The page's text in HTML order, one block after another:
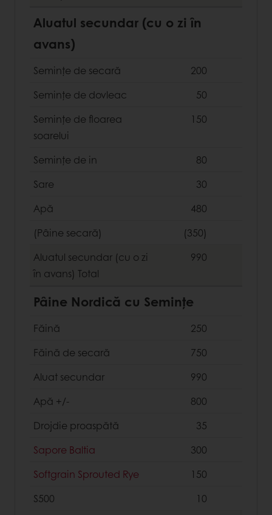
Aluatul secundar (cu o zi în
avans)
Semințe de secară
200
Semințe de dovleac
50
Semințe de floarea
soarelui
150
Semințe de in
80
Sare
30
Apă
480
(Pâine secară)
(350)
Aluatul secundar (cu o zi
în avans) Total
990
Pâine Nordică cu Semințe
Făină
250
Făină de secară
750
Aluat secundar
990
Apă +/-
800
Drojdie proaspătă
35
Sapore Baltia
300
Softgrain Sprouted Rye
150
S500
10